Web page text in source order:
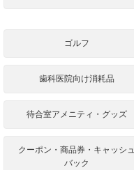
ゴルフ
歯科医院向け消耗品
待合室アメニティ・グッズ
クーポン・商品券・キャッシュ
バック